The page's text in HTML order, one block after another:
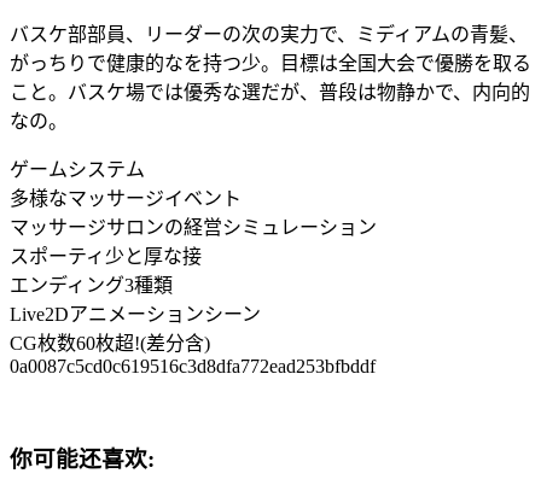
バスケ部部員、リーダーの次の実力で、ミディアムの青髪、
がっちりで健康的なを持つ少。目標は全国大会で優勝を取る
こと。バスケ場では優秀な選だが、普段は物静かで、内向的
なの。
ゲームシステム
多様なマッサージイベント
マッサージサロンの経営シミュレーション
スポーティ少と厚な接
エンディング3種類
Live2Dアニメーションシーン
CG枚数60枚超!(差分含)
0a0087c5cd0c619516c3d8dfa772ead253bfbddf
你可能还喜欢: